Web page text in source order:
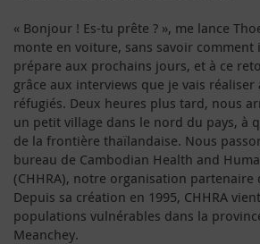
« Bonjour ! Es-tu prête ? », me lance
monte en voiture, sans savoir comment
prépare aux prochains jours, et à ce
grâce aux interviews que je vais réaliser
réfugiés. Deux heures plus tard, nous
un petit village dans le nord du pays, à
de la frontière thaïlandaise. Nous
bureau de Cambodian Health and
(CHHRA), notre organisation partenaire
Depuis sa création en 1995, CHHRA
populations vulnérables dans la
Meanchey.